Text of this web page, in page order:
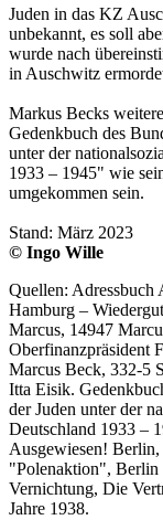
Juden in das KZ
unbekannt, es soll
wurde nach
in Auschwitz
Markus Becks
Gedenkbuch des
unter der
1933 – 1945" wie
umgekommen sein.
Stand: März 2023
© Ingo Wille
Quellen: Adressbuch
Hamburg –
Marcus, 14947
Oberfinanzpräsident
Marcus Beck, 332-5
Itta Eisik.
der Juden unter der
Deutschland 1933 –
Ausgewiesen!
"Polenaktion", Berlin
Vernichtung, Die
Jahre 1938.